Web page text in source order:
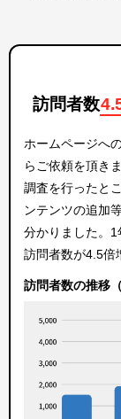
訪問者数
ホームページへ
らご依頼を頂きま
調査を行ったと
ンテンツの追加
分かりました。1
訪問者数が4.5倍
訪問者数の推移（